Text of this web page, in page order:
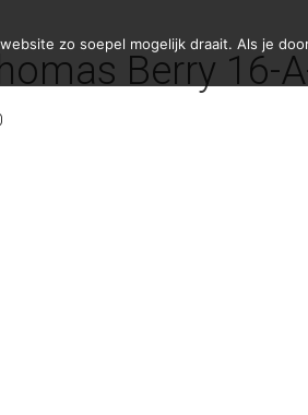
Berry 16-
zo soepel mogelijk draait. Als je